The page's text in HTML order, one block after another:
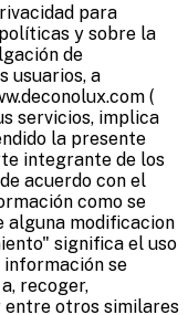
para
y sobre la
de
usuarios, a
(
servicios, implica
la presente
integrante de los
acuerdo con el
como se
alguna modificacion
significa el uso
información se
recoger,
entre otros similares